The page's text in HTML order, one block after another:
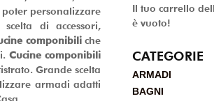
poter personalizzare
di accessori,
componibiliche
Cucine componibili
Grande scelta
armadi adatti
Il tuo carrello
è vuoto!
CATEGORIE
ARMADI
BAGNI